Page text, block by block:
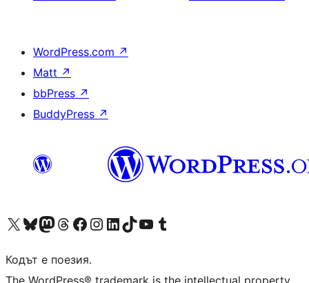
WordPress.com ↗
Matt ↗
bbPress ↗
BuddyPress ↗
Visit our X (formerly Twitter) account
Visit our Bluesky account
Visit our Mastodon account
Visit our Threads account
Посетете нашата страница във Facebook
Посетете нашия профил в Instagram
Посетете нашия профил в LinkedIn
Visit our TikTok account
Visit our YouTube channel
Visit our Tumblr account
Кодът е поезия.
The WordPress® trademark is the intellectual property